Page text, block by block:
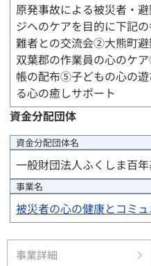
原発事故による被災者・
ジへのケアを目的に下記
難者との交流会②大熊町
双葉郡の作業員の心のケ
帳の配布⑤子どもの心の
る心の癒しサポート
資金分配団体
資金分配団体名
一般財団法人ふくしま百
事業名
被災者の心の健康とコミ
事業詳細